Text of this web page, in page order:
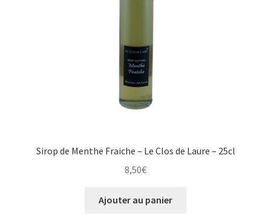
Sirop de Menthe Fraiche – Le Clos de Laure – 25cl
8,50€
Ajouter au panier